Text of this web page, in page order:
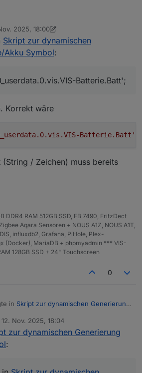
Deine Hilfe. Bin halt kein Java-Scripter.
= '%'; // bitte anpassen
= true; // bitte anpassen
= 100; // bitte anpassen
2025, 18:00
Ro7511. Dez. 2025, 19:01
Skript zur dynamischen
Akku Symbol:
Batterie.Batt';
Korrekt wäre
Batterie.Batt'
/ Zeichen) muss bereits
DDR4 RAM 512GB SSD, FB 7490, FritzDect
Aqara Sensoren + NOUS A1Z, NOUS A1T,
influxdb2, Grafana, PiHole, Plex-
(Docker), MariaDB + phpmyadmin *** VIS-
128GB SSD + 24" Touchscreen
0
in Skript zur dynamischen Generierung
= '"0_userdata.0.vis.VIS-Batterie.Batt';
12. Nov. 2025, 18:04
von
zur dynamischen Generierung
: